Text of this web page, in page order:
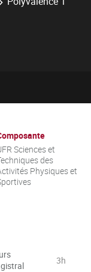
Sciences et
des
Physiques et
3h